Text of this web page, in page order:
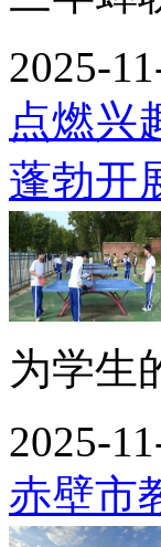
2025-
点燃兴
蓬勃开
为学生
2025-
赤壁市